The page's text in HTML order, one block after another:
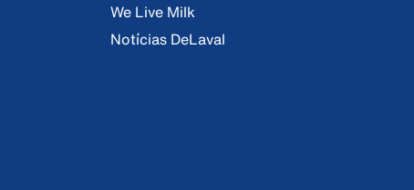
We Live Milk
Notícias DeLaval